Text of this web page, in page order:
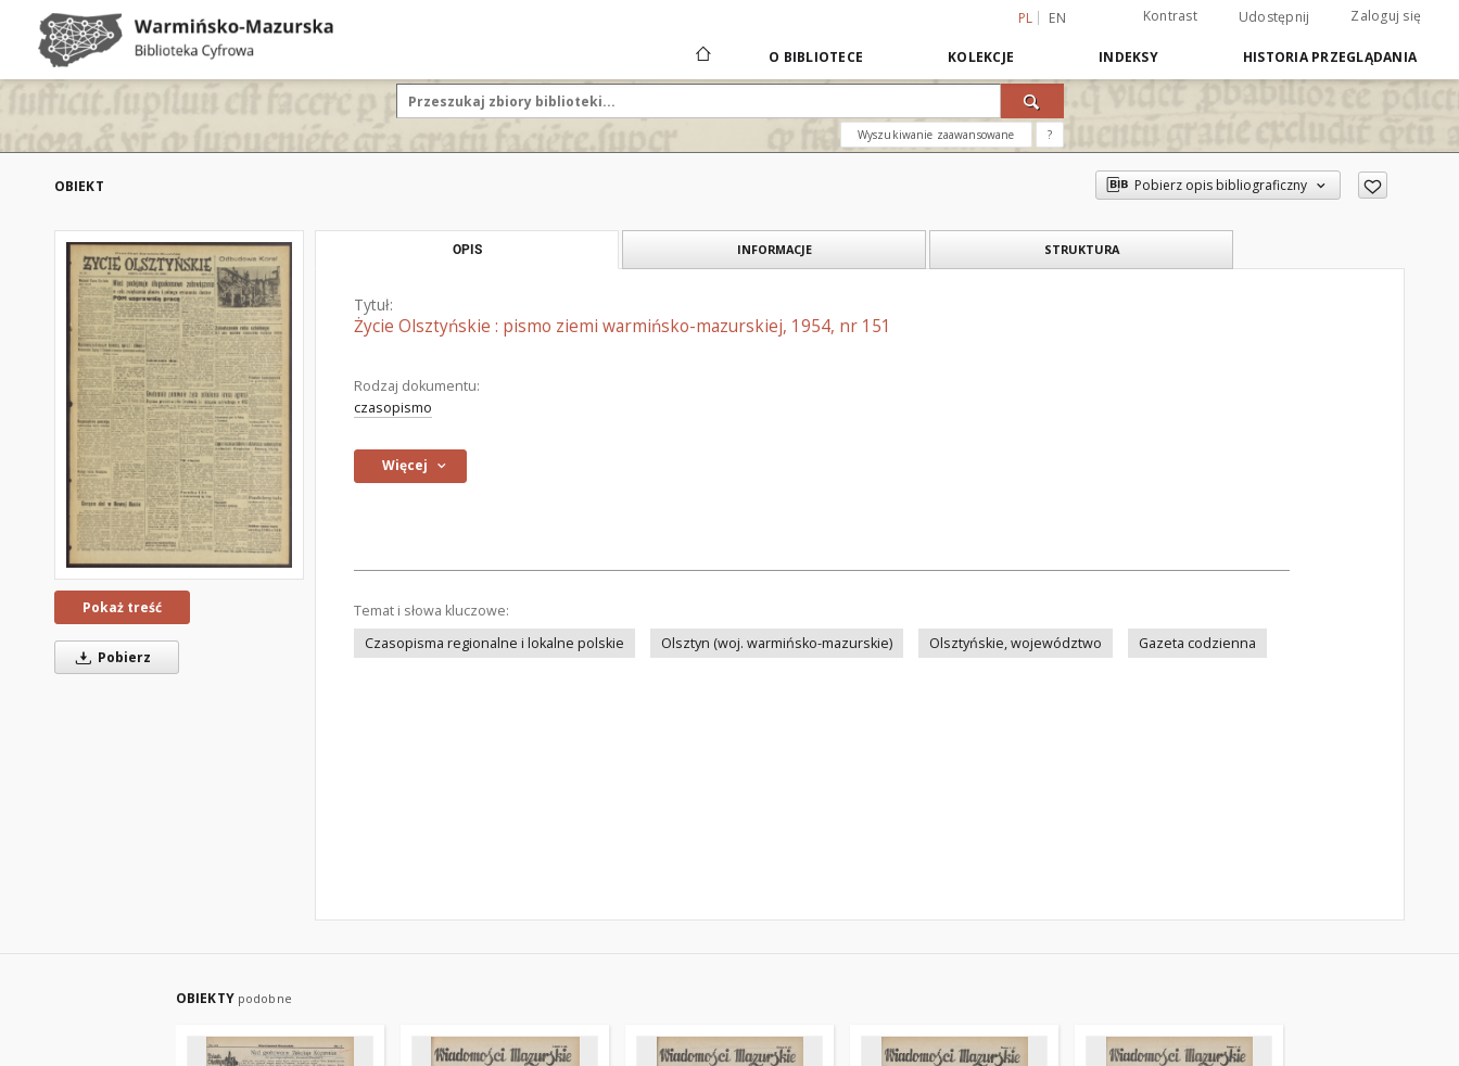
PL EN Kontrast Udostępnij Zaloguj się
O BIBLIOTECE KOLEKCJE INDEKSY HISTORIA PRZEGLĄDANIA
Wyszukiwanie zaawansowane ?
OBIEKT Pobierz opis bibliograficzny
Pokaż treść
Pobierz
OPIS INFORMACJE STRUKTURA
Tytuł:
Życie Olsztyńskie : pismo ziemi warmińsko-mazurskiej, 1954, nr 151
Rodzaj dokumentu:
czasopismo
Więcej
Temat i słowa kluczowe:
Czasopisma regionalne i lokalne polskie
Olsztyn (woj. warmińsko-mazurskie) Olsztyńskie, województwo Gazeta codzienna
OBIEKTY podobne